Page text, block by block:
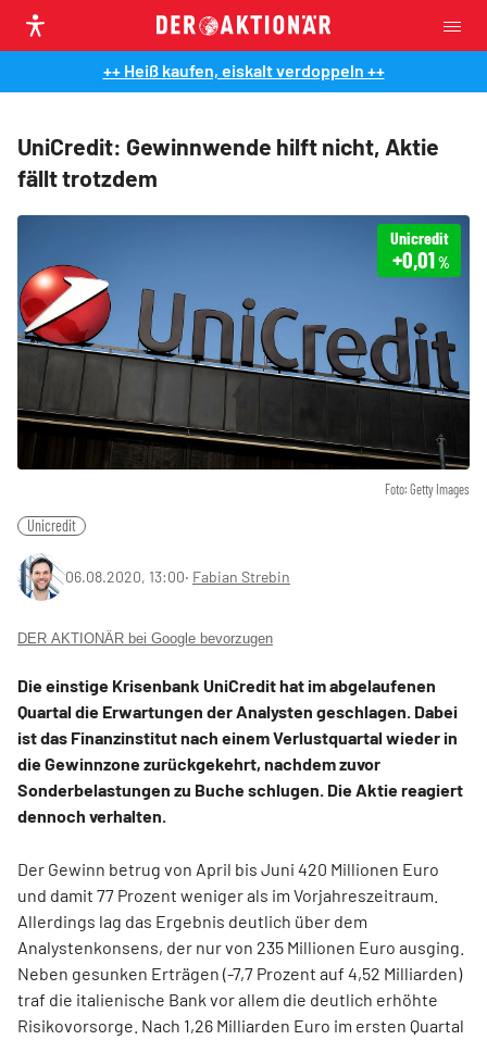
++ Heiß kaufen, eiskalt verdoppeln ++
UniCredit: Gewinnwende hilft nicht, Aktie
fällt trotzdem
Foto: Getty Images
Unicredit
+0,01%
Unicredit
06.08.2020, 13:00‧ Fabian Strebin
DER AKTIONÄR bei Google bevorzugen
Die einstige Krisenbank UniCredit hat im abgelaufenen
Quartal die Erwartungen der Analysten geschlagen. Dabei
ist das Finanzinstitut nach einem Verlustquartal wieder in
die Gewinnzone zurückgekehrt, nachdem zuvor
Sonderbelastungen zu Buche schlugen. Die Aktie reagiert
dennoch verhalten.
Der Gewinn betrug von April bis Juni 420 Millionen Euro
und damit 77 Prozent weniger als im Vorjahreszeitraum.
Allerdings lag das Ergebnis deutlich über dem
Analystenkonsens, der nur von 235 Millionen Euro ausging.
Neben gesunken Erträgen (-7,7 Prozent auf 4,52 Milliarden)
traf die italienische Bank vor allem die deutlich erhöhte
Risikovorsorge. Nach 1,26 Milliarden Euro im ersten Quartal